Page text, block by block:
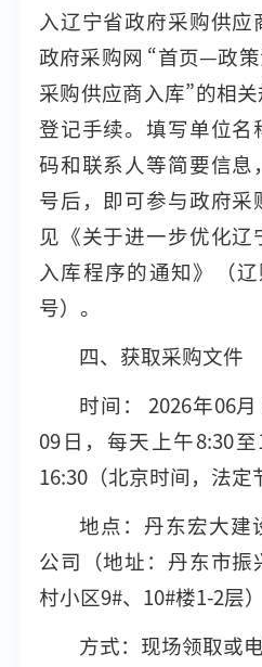
入辽宁省政府采购供
政府采购网 “首页—政
采购供应商入库”的相
登记手续。填写单位名
码和联系人等简要信息
号后，即可参与政府采
见《关于进一步优化辽
入库程序的通知》（
号）。
四、获取采购文件
时间： 2026年06月
09日，每天上午8:30至
16:30（北京时间，法定
地点：丹东宏大建
公司（地址：丹东市振
村小区9#、10#楼1-2层）
方式：现场领取或